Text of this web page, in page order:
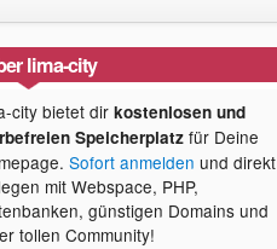
lima-city
city bietet dir kostenlosen und
Speicherplatzfür Deine
Sofort anmelden und direkt
mit Webspace, PHP,
günstigen Domains und
tollen Community!